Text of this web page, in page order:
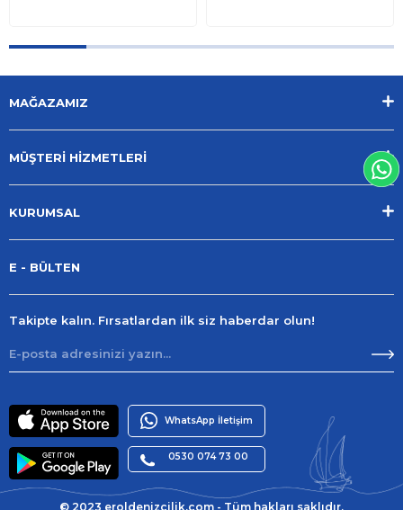
MAĞAZAMIZ
MÜŞTERİ HİZMETLERİ
KURUMSAL
E - BÜLTEN
Takipte kalın. Fırsatlardan ilk siz haberdar olun!
WhatsApp İletişim
0530 074 73 00
© 2023 eroldenizcilik.com - Tüm hakları saklıdır.